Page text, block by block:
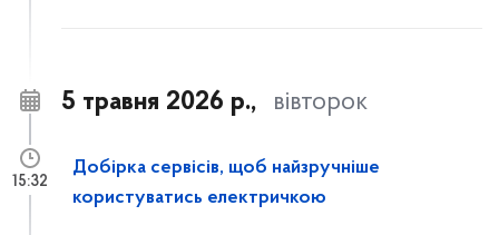
5 травня 2026 р., вівторок
Добірка сервісів, щоб найзручніше
користуватись електричкою
15:32